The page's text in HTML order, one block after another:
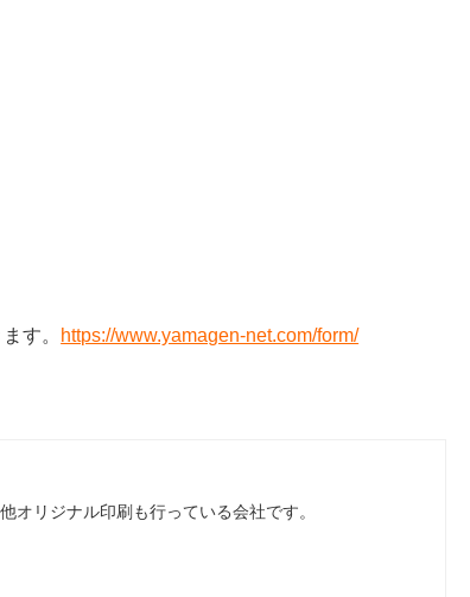
す。 https://www.yamagen-net.com/form/
オリジナル印刷も行っている会社です。